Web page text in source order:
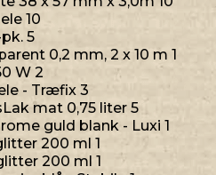
10
5
0,2 mm, 2 x 10 m 1
W 2
- Træfix 3
mat 0,75 liter 5
guld blank - Luxi 1
200 ml 1
200 ml 1